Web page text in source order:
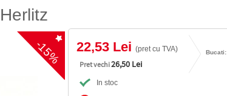
-15% 22,53 Lei (pret cu TVA)
Pret vechi26,50 Lei
In stoc
Bucati: